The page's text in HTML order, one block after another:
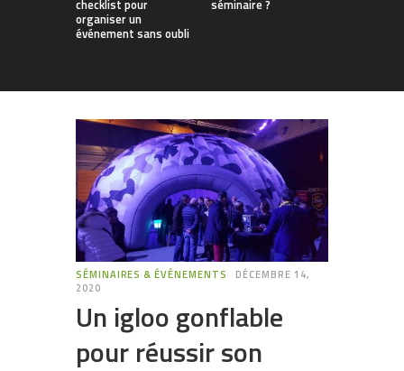
checklist pour
organiser un
événement sans oubli
séminaire ?
SÉMINAIRES & ÉVÉNEMENTS
DÉCEMBRE 14,
2020
Un igloo gonflable
pour réussir son